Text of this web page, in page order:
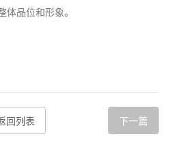
品位和形象。
回列表 下一篇